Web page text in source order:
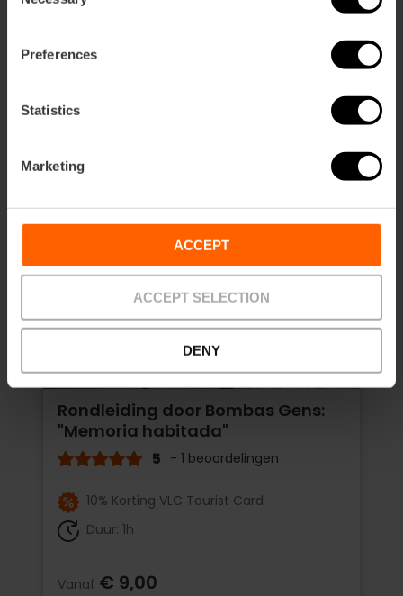
Preferences
Statistics
Marketing
ACCEPT
ACCEPT SELECTION
DENY
Rondleiding door Bombas Gens:
"Memoria habitada"
5 - 1 beoordelingen
10% Korting VLC Tourist Card
Duur: 1h
Vanaf € 9,00